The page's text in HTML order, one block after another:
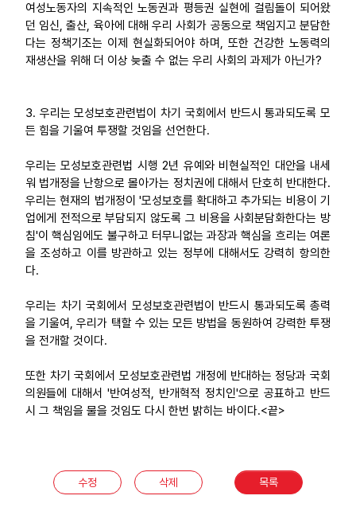
여성노동자의 지속적인 노동권과 평등권 실현에 걸림돌이 되어왔
던 임신, 출산, 육아에 대해 우리 사회가 공동으로 책임지고 분담한
다는 정책기조는 이제 현실화되어야 하며, 또한 건강한 노동력의
재생산을 위해 더 이상 늦출 수 없는 우리 사회의 과제가 아닌가?
3. 우리는 모성보호관련법이 차기 국회에서 반드시 통과되도록 모
든 힘을 기울여 투쟁할 것임을 선언한다.
우리는 모성보호관련법 시행 2년 유예와 비현실적인 대안을 내세
워 법개정을 난항으로 몰아가는 정치권에 대해서 단호히 반대한다.
우리는 현재의 법개정이 '모성보호를 확대하고 추가되는 비용이 기
업에게 전적으로 부담되지 않도록 그 비용을 사회분담화한다는 방
침'이 핵심임에도 불구하고 터무니없는 과장과 핵심을 흐리는 여론
을 조성하고 이를 방관하고 있는 정부에 대해서도 강력히 항의한
다.
우리는 차기 국회에서 모성보호관련법이 반드시 통과되도록 총력
을 기울여, 우리가 택할 수 있는 모든 방법을 동원하여 강력한 투쟁
을 전개할 것이다.
또한 차기 국회에서 모성보호관련법 개정에 반대하는 정당과 국회
의원들에 대해서 '반여성적, 반개혁적 정치인'으로 공표하고 반드
시 그 책임을 물을 것임도 다시 한번 밝히는 바이다.<끝>
수정 삭제 목록